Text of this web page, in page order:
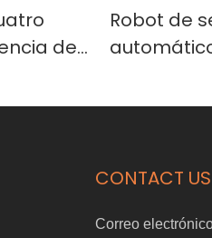
de
Robot de
LiDAR de
pesadas
CONTACT US
Correo